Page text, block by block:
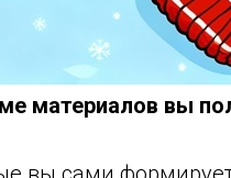
материалов вы